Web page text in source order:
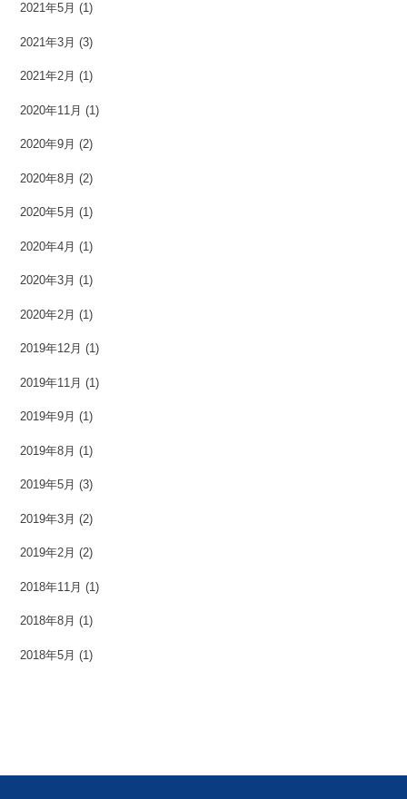
2021年5月 (1)
2021年3月 (3)
2021年2月 (1)
2020年11月 (1)
2020年9月 (2)
2020年8月 (2)
2020年5月 (1)
2020年4月 (1)
2020年3月 (1)
2020年2月 (1)
2019年12月 (1)
2019年11月 (1)
2019年9月 (1)
2019年8月 (1)
2019年5月 (3)
2019年3月 (2)
2019年2月 (2)
2018年11月 (1)
2018年8月 (1)
2018年5月 (1)